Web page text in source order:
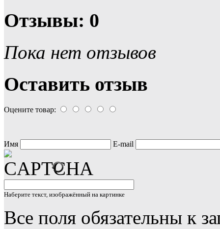
Отзывы: 0
Пока нет отзывов
Оставить отзыв
Оцените товар:
Имя E-mail
Наберите текст, изображённый на картинке
Все поля обязательны к